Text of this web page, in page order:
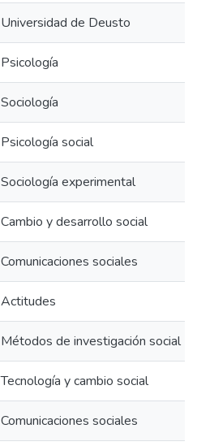
Universidad de Deusto
Psicología
Sociología
Psicología social
Sociología experimental
Cambio y desarrollo social
Comunicaciones sociales
Actitudes
Métodos de investigación social
Tecnología y cambio social
Comunicaciones sociales